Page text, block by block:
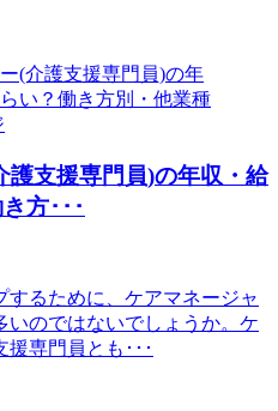
護支援専門員)の年収・給
方･･･
するために、ケアマネージャ
いのではないでしょうか。ケ
専門員とも･･･